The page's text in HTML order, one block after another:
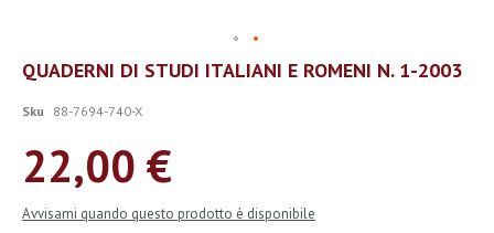
Vai
all'inizio
galleria
immagini
QUADERNI DI STUDI ITALIANI E ROMENI N. 1-2003
Sku 88-7694-740-X
22,00 €
Avvisami quando questo prodotto è disponibile